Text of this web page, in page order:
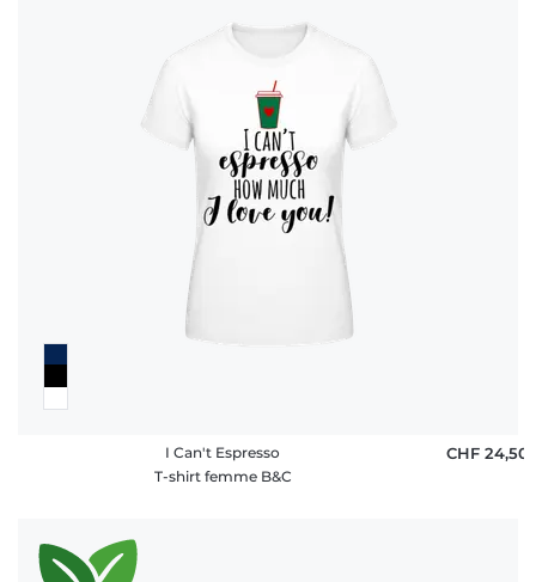
I Can't Espresso
T-shirt femme B&C
CHF 24,50